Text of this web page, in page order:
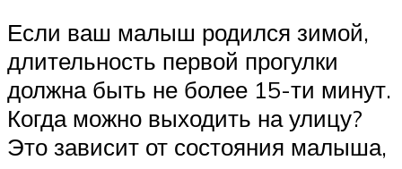
Если ваш малыш родился зимой,
длительность первой прогулки
должна быть не более 15-ти минут.
Когда можно выходить на улицу?
Это зависит от состояния малыша,